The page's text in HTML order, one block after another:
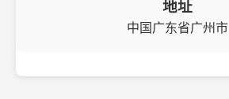
地址
中国广东省广州市